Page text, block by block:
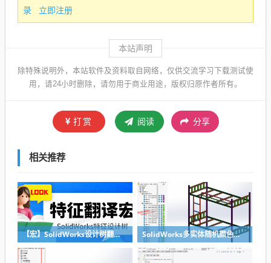
录
立即注册
本站声明
除特殊说明外，本站软件及资料取自网络，仅供交流学习下载测试使
用，请24小时删除，请勿用于商业用途，版权归原作者所有。
打赏 阅读 分享
相关推荐
【宏】SolidWorks设计树翻译宏下载，实现特征的中英翻译 SolidWorks多实体随机颜色宏下载，多实体钣金焊件随机上色